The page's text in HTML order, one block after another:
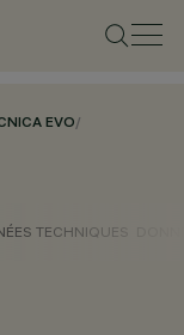
EVO/
TECHNIQUES